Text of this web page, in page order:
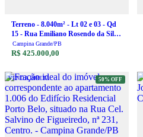
Terreno - 8.040m² - Lt 02 e 03 - Qd
15 - Rua Emiliano Rosendo da Silva
- Bodocongó - Campina Grande/PB
- Parcelamento em até 60x.
Campina Grande/PB
R$ 425.000,00
VENDA DIRETA 50% OFF